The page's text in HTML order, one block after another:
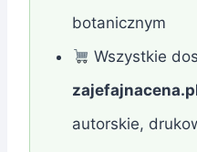
botanicznym
Wszystkie
autorskie,